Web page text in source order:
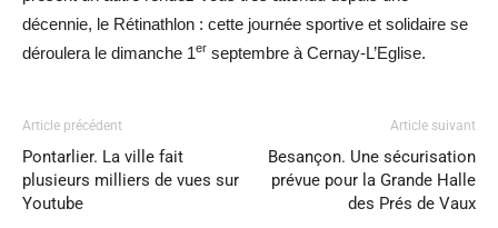
décennie, le Rétinathlon : cette journée sportive et solidaire se
déroulera le dimanche 1er septembre à Cernay-L’Eglise.
Article précédent
Pontarlier. La ville fait
plusieurs milliers de vues sur
Youtube
Article suivant
Besançon. Une sécurisation
prévue pour la Grande Halle
des Prés de Vaux